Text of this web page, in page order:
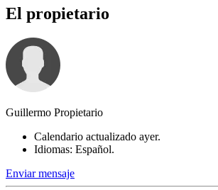
El propietario
Guillermo Propietario
Calendario actualizado ayer.
Idiomas: Español.
Enviar mensaje